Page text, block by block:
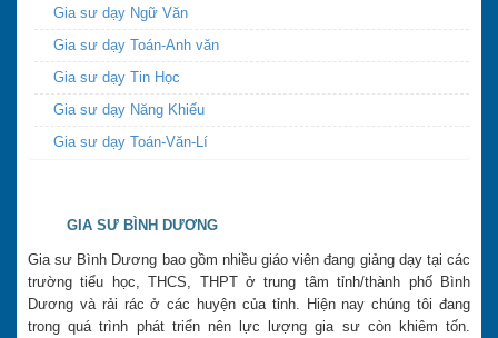
Gia sư dạy Ngữ Văn
Gia sư dạy Toán-Anh văn
Gia sư dạy Tin Học
Gia sư dạy Năng Khiếu
Gia sư dạy Toán-Văn-Lí
GIA SƯ BÌNH DƯƠNG
Gia sư Bình Dương bao gồm nhiều giáo viên đang giảng dạy tại các
trường tiểu học, THCS, THPT ở trung tâm tỉnh/thành phố Bình
Dương và rải rác ở các huyện của tỉnh. Hiện nay chúng tôi đang
trong quá trình phát triển nên lực lượng gia sư còn khiêm tốn.